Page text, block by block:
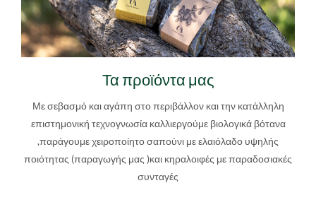
Τα προϊόντα μας
Με σεβασμό και αγάπη στο περιβάλλον και την κατάλληλη
επιστημονική τεχνογνωσία καλλιεργούμε βιολογικά βότανα
,παράγουμε χειροποίητο σαπούνι με ελαιόλαδο υψηλής
ποιότητας (παραγωγής μας )και κηραλοιφές με παραδοσιακές
συνταγές